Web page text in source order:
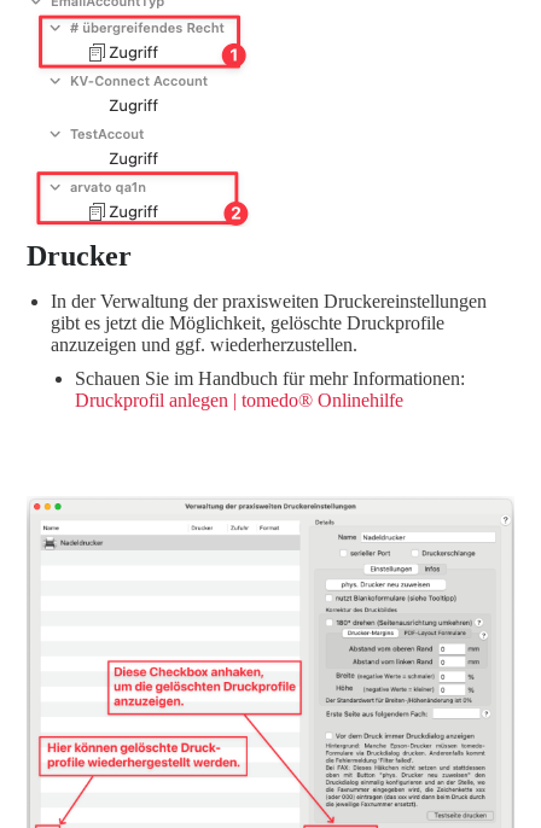
Drucker
In der Verwaltung der praxisweiten Druckereinstellungen
gibt es jetzt die Möglichkeit, gelöschte Druckprofile
anzuzeigen und ggf. wiederherzustellen.
Schauen Sie im Handbuch für mehr Informationen:
Druckprofil anlegen | tomedo® Onlinehilfe